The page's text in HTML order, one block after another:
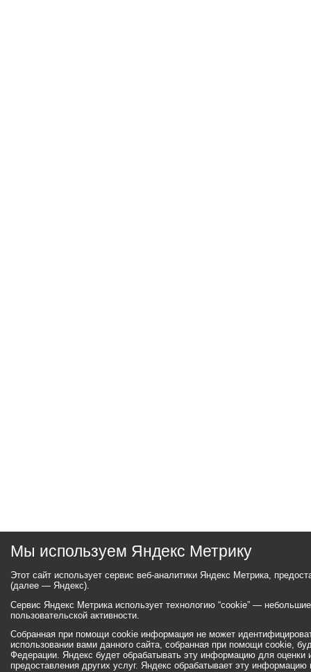
Мы используем Яндекс Метрику
Этот сайт использует сервис веб-аналитики Яндекс Метрика,
(далее — Яндекс).
Сервис Яндекс Метрика использует технологию “cookie” —
пользовательской активности.
Собранная при помощи cookie информация не может
использовании вами данного сайта, собранная при помощи cookie,
Федерации. Яндекс будет обрабатывать эту информацию для оценки
предоставления других услуг. Яндекс обрабатывает эту